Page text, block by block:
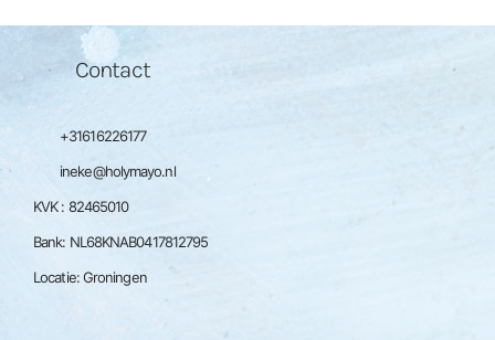
Contact
+31616226177
ineke@holymayo.nl
KVK : 82465010
Bank: NL68KNAB0417812795
Locatie: Groningen